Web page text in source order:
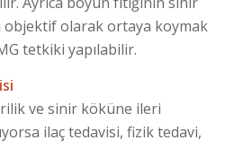
objektif olarak ortaya koymak
tetkiki yapılabilir.
ve sinir köküne ileri
ilaç tedavisi, fizik tedavi,